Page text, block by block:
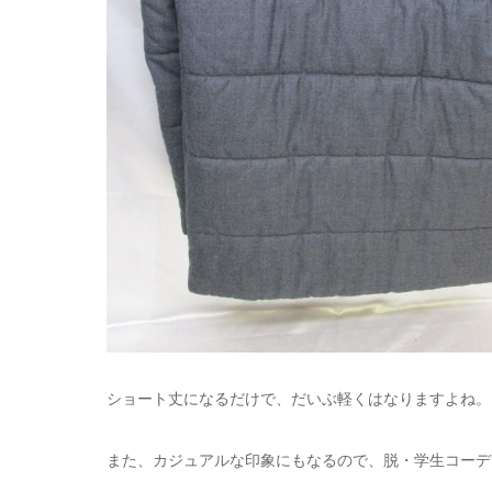
ショート丈になるだけで、だいぶ軽くはなりますよね。
また、カジュアルな印象にもなるので、脱・学生コー